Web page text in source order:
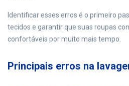
Identificar esses erros é o primeiro
tecidos e garantir que suas roupas
confortáveis por muito mais tempo.
Principais erros na